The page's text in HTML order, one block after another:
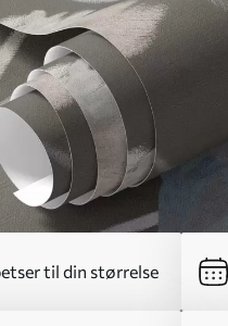
til din størrelse